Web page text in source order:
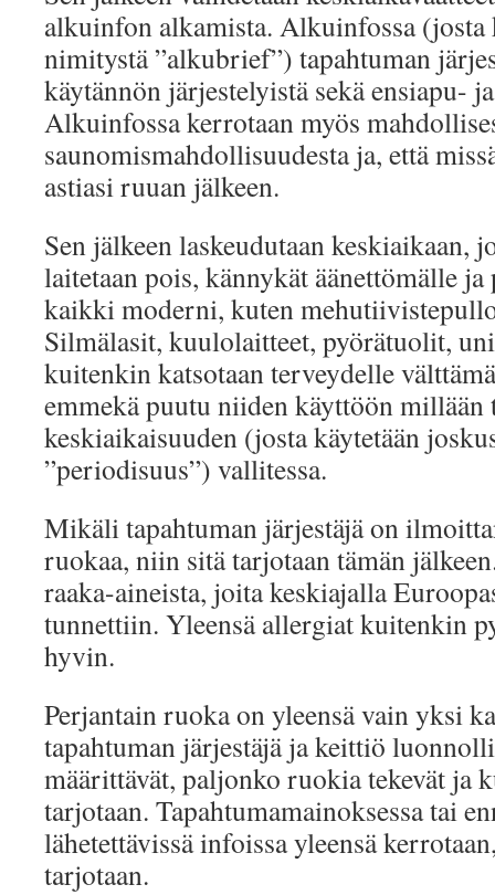
alkuinfon alkamista. Alkuinfossa (josta
nimitystä ”alkubrief”) tapahtuman
käytännön järjestelyistä sekä ensiapu-
Alkuinfossa kerrotaan myös
saunomismahdollisuudesta ja, että
astiasi ruuan jälkeen.
Sen jälkeen laskeudutaan keskiaikaan,
laitetaan pois, kännykät äänettömälle
kaikki moderni, kuten
Silmälasit, kuulolaitteet, pyörätuolit,
kuitenkin katsotaan terveydelle
emmekä puutu niiden käyttöön millään
keskiaikaisuuden (josta käytetään
”periodisuus”) vallitessa.
Mikäli tapahtuman järjestäjä on
ruokaa, niin sitä tarjotaan tämän
raaka-aineista, joita keskiajalla
tunnettiin. Yleensä allergiat kuitenkin
hyvin.
Perjantain ruoka on yleensä vain yksi
tapahtuman järjestäjä ja keittiö
määrittävät, paljonko ruokia tekevät ja
tarjotaan. Tapahtumamainoksessa tai
lähetettävissä infoissa yleensä
tarjotaan.